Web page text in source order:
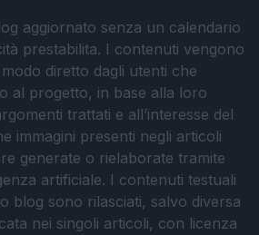
aggiornato senza un calendario
prestabilita. I contenuti vengono
diretto dagli utenti che
al progetto, in base alla loro
trattati e all’interesse del
immagini presenti negli articoli
generate o rielaborate tramite
artificiale. I contenuti testuali
blog sono rilasciati, salvo diversa
nei singoli articoli, con licenza